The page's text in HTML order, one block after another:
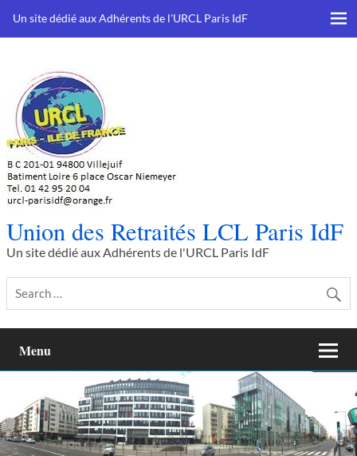
Un site dédié aux Adhérents de l'URCL Paris IdF
Union des Retraités LCL Paris IdF
Un site dédié aux Adhérents de l'URCL Paris IdF
Menu